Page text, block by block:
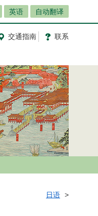
英语 自动翻译
交通指南 联系
日语